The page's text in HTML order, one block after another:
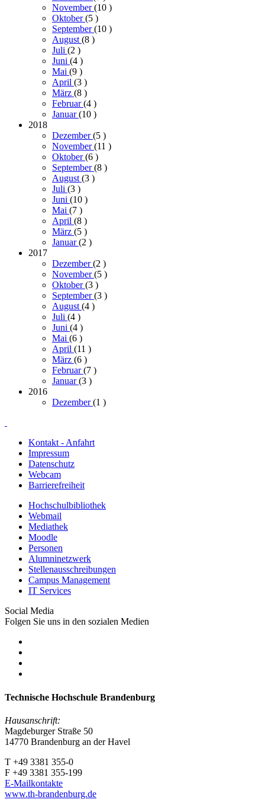
November(10 )
Oktober(5 )
September(10 )
August(8 )
Juli (2 )
Juni (4 )
Mai (9 )
April (3 )
März (8 )
Februar(4 )
Januar(10 )
2018
Dezember(5 )
November(11 )
Oktober(6 )
September(8 )
August(3 )
Juli (3 )
Juni (10 )
Mai (7 )
April (8 )
März (5 )
Januar(2 )
2017
Dezember(2 )
November(5 )
Oktober(3 )
September(3 )
August(4 )
Juli (4 )
Juni (4 )
Mai (6 )
April (11 )
März (6 )
Februar(7 )
Januar(3 )
2016
Dezember(1 )
Kontakt - Anfahrt
Impressum
Datenschutz
Webcam
Barrierefreiheit
Hochschulbibliothek
Webmail
Mediathek
Moodle
Personen
Alumninetzwerk
Stellenausschreibungen
Campus Management
IT Services
Social Media
Folgen Sie uns in den sozialen Medien
Technische Hochschule Brandenburg
Hausanschrift:
Magdeburger Straße 50
14770 Brandenburg an der Havel
T +49 3381 355-0
F +49 3381 355-199
E-Mailkontakte
www.th-brandenburg.de